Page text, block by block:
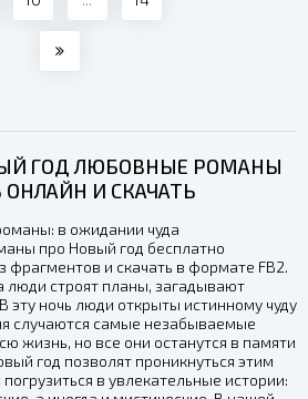
ГОД ЛЮБОВНЫЕ РОМАНЫ
ОНЛАЙН И СКАЧАТЬ
в ожидании чуда
про Новый год бесплатно
фрагментов и скачать в формате FB2.
люди строят планы, загадывают
эту ночь люди открыты истинному чуду
случаются самые незабываемые
жизнь, но все они останутся в памяти
год позволят проникнуться этим
в увлекательные истории: